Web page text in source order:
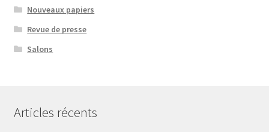
Nouveaux papiers
Revue de presse
Salons
Articles récents